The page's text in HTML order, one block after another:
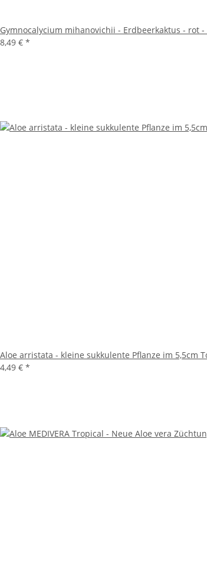
Gymnocalycium mihanovichii - Erdbeerkaktus - rot -
8,49 € *
Aloe arristata - kleine sukkulente Pflanze im 5,5cm
4,49 € *